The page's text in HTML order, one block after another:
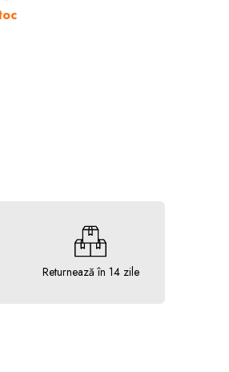
Returnează în 14 zile